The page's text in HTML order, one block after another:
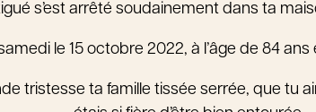
s’est arrêté soudainement dans ta
le 15 octobre 2022, à l’âge de 84 ans
tristesse ta famille tissée serrée, que tu